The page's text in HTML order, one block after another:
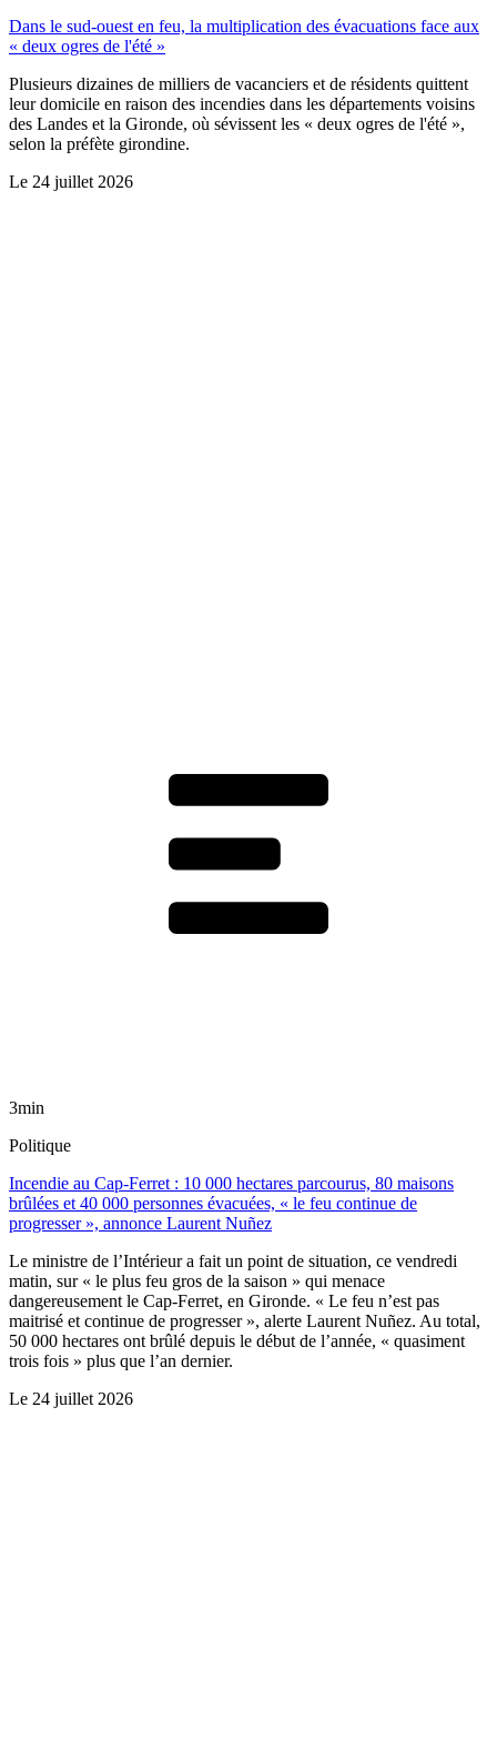
Dans le sud-ouest en feu, la multiplication des évacuations face aux
« deux ogres de l'été »
Plusieurs dizaines de milliers de vacanciers et de résidents quittent
leur domicile en raison des incendies dans les départements voisins
des Landes et la Gironde, où sévissent les « deux ogres de l'été »,
selon la préfète girondine.
Le 24 juillet 2026
3min
Politique
Incendie au Cap-Ferret : 10 000 hectares parcourus, 80 maisons
brûlées et 40 000 personnes évacuées, « le feu continue de
progresser », annonce Laurent Nuñez
Le ministre de l’Intérieur a fait un point de situation, ce vendredi
matin, sur « le plus feu gros de la saison » qui menace
dangereusement le Cap-Ferret, en Gironde. « Le feu n’est pas
maitrisé et continue de progresser », alerte Laurent Nuñez. Au total,
50 000 hectares ont brûlé depuis le début de l’année, « quasiment
trois fois » plus que l’an dernier.
Le 24 juillet 2026